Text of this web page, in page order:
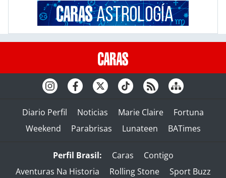
Diario Perfil Noticias Marie Claire
Fortuna
Weekend
Parabrisas Lunateen BATimes
Perfil Brasil: Caras
Contigo
Aventuras Na Historia
Rolling Stone
Sport Buzz